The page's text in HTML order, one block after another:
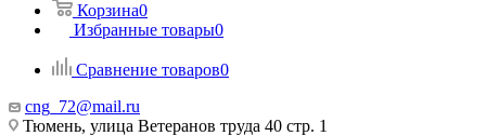
Корзина0
Избранные товары0
Сравнение товаров0
cng_72@mail.ru
Тюмень, улица Ветеранов труда 40 стр. 1